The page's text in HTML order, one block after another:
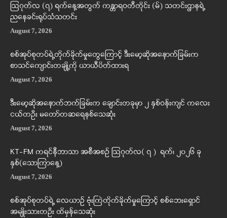
ဩဂုတ်လ (၇) ရက်နေ့အတွက် ကန္တာရဝတီတိုင်း (မ်) သတင်းဌာနရဲ့
ညနေခင်းရုပ်သံသတင်း
August 7, 2026
စစ်အုပ်စုတပ်ရဲ့တိုက်ခိုက်မှုတွေကြောင့် ဒီးမော့ဆိုအနောက်ခြမ်းက
စာသင်ကျောင်းတချို့ကို ယာယီပိတ်ထားရ
August 7, 2026
ဒီးမော့ဆိုအနောက်ဘက်ခြမ်းက ချောင်းတခုမှာ ၂ နှစ်ဝန်းကျင် ကလေး
ငယ်တဦး မတော်တဆရေနစ်သေဆုံး
August 7, 2026
KT-FM ကရင်နီဘာသာ အစီအစဉ် ဩဂုတ်လ( ၇ ) ရက်၊ ၂၀၂၆ ခု
နှစ်(သောကြာနေ့)
August 7, 2026
စစ်အုပ်စုတပ်ရဲ့ လေယာဉ် ဗုံးကြဲတိုက်ခိုက်မှုကြောင့် စစ်ဘေးရှောင်
အမျိုးသားတဦး ထိမှန်သေဆုံး